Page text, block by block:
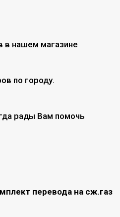
в нашем магазине
по городу.
рады Вам помочь
перевода на сж.газ